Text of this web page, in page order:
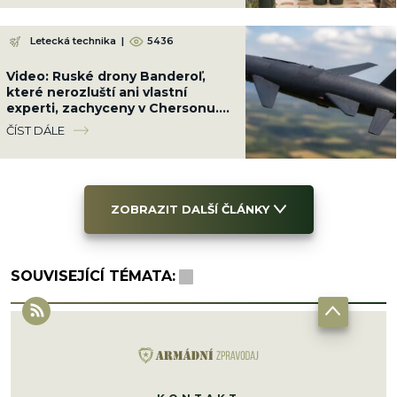
Letecká technika | 5436
Video: Ruské drony Banderoľ,
které nerozluští ani vlastní
experti, zachyceny v Chersonu.
Ukrajinci se proti ni neumí bránit
ČÍST DÁLE
ZOBRAZIT DALŠÍ ČLÁNKY
SOUVISEJÍCÍ TÉMATA: